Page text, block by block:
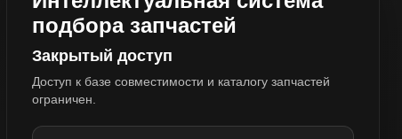
подбора запчастей
Закрытый доступ
Доступ к базе совместимости и каталогу запчастей
ограничен.